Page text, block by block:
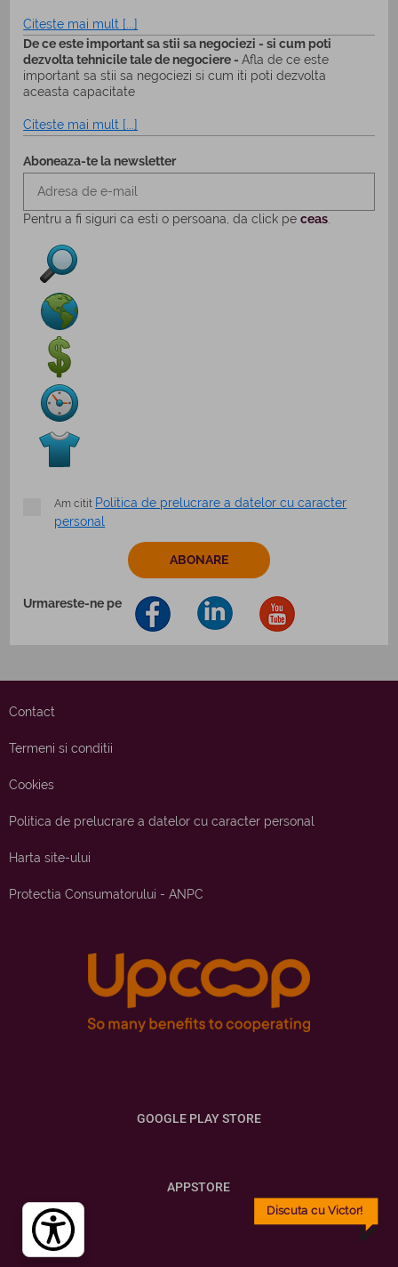
Citeste mai mult [...]
De ce este important sa stii sa negociezi - si cum poti
dezvolta tehnicile tale de negociere -Afla de ce este
important sa stii sa negociezi si cum iti poti dezvolta
aceasta capacitate
Citeste mai mult [...]
Aboneaza-te la newsletter
Pentru a fi siguri ca esti o persoana, da click peceas.
Am citit Politica de prelucrare a datelor cu caracter
personal
Urmareste-ne pe
Contact
Termeni si conditii
Cookies
Politica de prelucrare a datelor cu caracter personal
Harta site-ului
Protectia Consumatorului - ANPC
Discuta cu Victor!
GOOGLE PLAY STORE
APPSTORE